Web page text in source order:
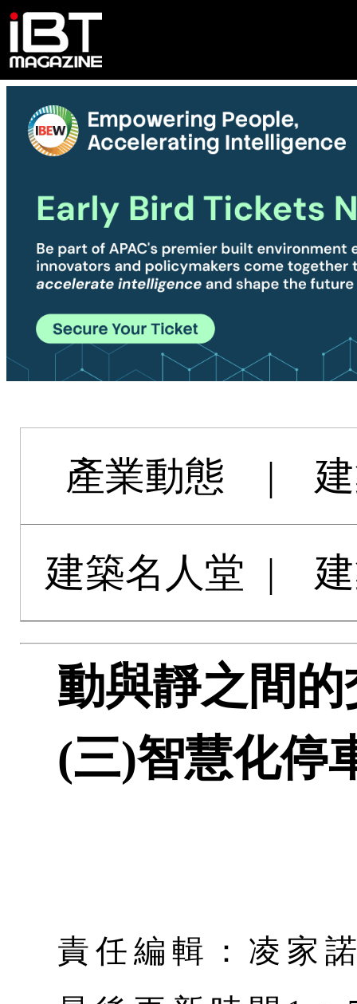
產業動態 |
建築名人堂 |
動與靜之間
(三)智慧化停
責任編輯：凌家